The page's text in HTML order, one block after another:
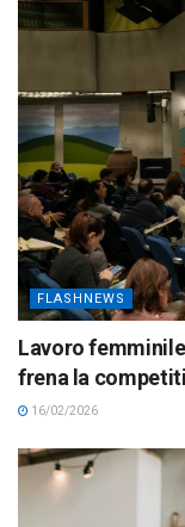
FLASHNEWS
Lavoro
frena la
16/02/2026